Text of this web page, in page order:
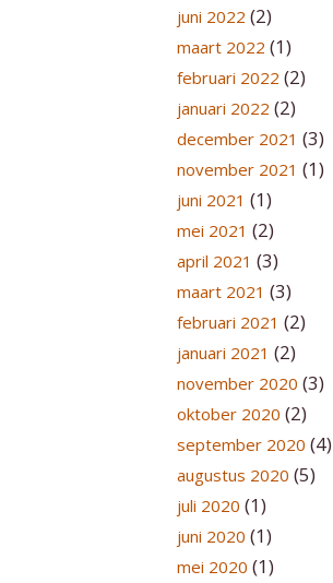
juni 2022 (2)
maart 2022 (1)
februari 2022 (2)
januari 2022 (2)
december 2021 (3)
november 2021 (1)
juni 2021 (1)
mei 2021 (2)
april 2021 (3)
maart 2021 (3)
februari 2021 (2)
januari 2021 (2)
november 2020 (3)
oktober 2020 (2)
september 2020 (4)
augustus 2020 (5)
juli 2020 (1)
juni 2020 (1)
mei 2020 (1)